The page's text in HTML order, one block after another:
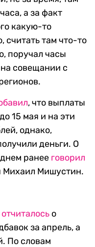
а за факт
какую-то
считать там что-то
поручал часы
совещании с
, что выплаты
15 мая и на эти
однако,
деньги. О
ранее говорил
Михаил Мишустин.
отчиталось о
за апрель, а
По словам